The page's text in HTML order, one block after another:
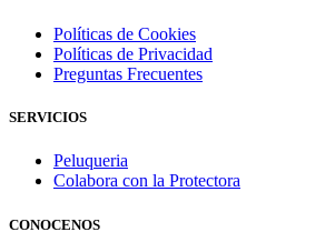
Políticas de Cookies
Políticas de Privacidad
Preguntas Frecuentes
SERVICIOS
Peluqueria
Colabora con la Protectora
CONOCENOS